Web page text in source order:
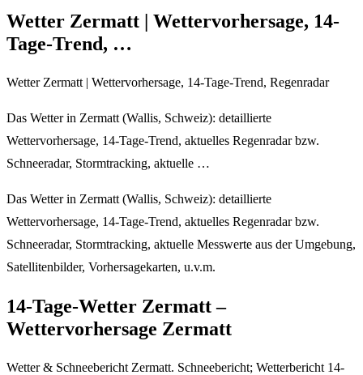
Wetter Zermatt | Wettervorhersage, 14-
Tage-Trend, …
Wetter Zermatt | Wettervorhersage, 14-Tage-Trend, Regenradar
Das Wetter in Zermatt (Wallis, Schweiz): detaillierte
Wettervorhersage, 14-Tage-Trend, aktuelles Regenradar bzw.
Schneeradar, Stormtracking, aktuelle …
Das Wetter in Zermatt (Wallis, Schweiz): detaillierte
Wettervorhersage, 14-Tage-Trend, aktuelles Regenradar bzw.
Schneeradar, Stormtracking, aktuelle Messwerte aus der Umgebung,
Satellitenbilder, Vorhersagekarten, u.v.m.
14-Tage-Wetter Zermatt –
Wettervorhersage Zermatt
Wetter & Schneebericht Zermatt. Schneebericht; Wetterbericht 14-